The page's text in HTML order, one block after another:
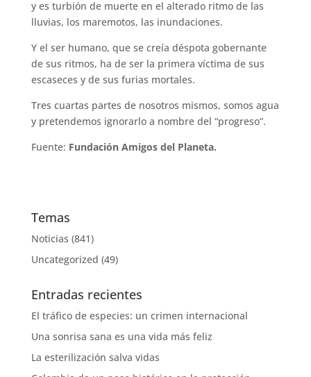
y es turbión de muerte en el alterado ritmo de las
lluvias, los maremotos, las inundaciones.
Y el ser humano, que se creía déspota gobernante
de sus ritmos, ha de ser la primera víctima de sus
escaseces y de sus furias mortales.
Tres cuartas partes de nosotros mismos, somos agua
y pretendemos ignorarlo a nombre del “progreso”.
Fuente: Fundación Amigos del Planeta.
Temas
Noticias (841)
Uncategorized (49)
Entradas recientes
El tráfico de especies: un crimen internacional
Una sonrisa sana es una vida más feliz
La esterilización salva vidas